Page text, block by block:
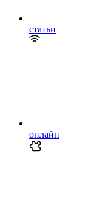
статьи
онлайн